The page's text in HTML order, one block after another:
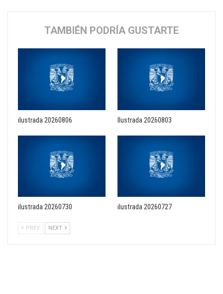
TAMBIÉN PODRÍA GUSTARTE
ilustrada 20260806 Ilustrada 20260803
ilustrada 20260730 ilustrada 20260727
PREV NEXT